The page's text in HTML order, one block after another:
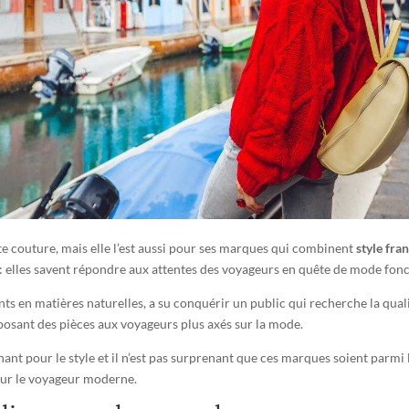
couture, mais elle l’est aussi pour ses marques qui combinentstyle
savent répondre aux attentes des voyageurs en quête de mode
en matières naturelles, a su conquérir un public qui recherche la
des pièces aux voyageurs plus axés sur la mode.
pour le style et il n’est pas surprenant que ces marques soient
le voyageur moderne.